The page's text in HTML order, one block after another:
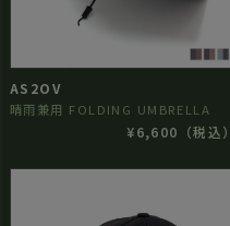
AS2OV
晴雨兼用 FOLDING UMBRELLA
¥6,600（税込）